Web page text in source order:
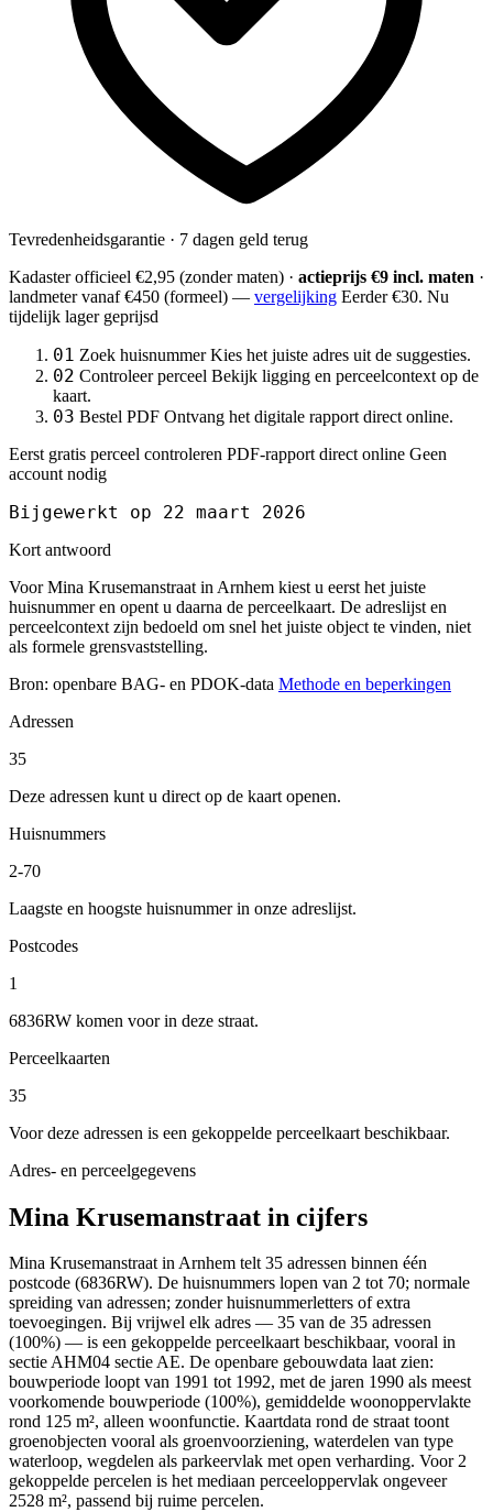
Tevredenheidsgarantie · 7 dagen geld terug
Kadaster officieel €2,95 (zonder maten) · actieprijs €9 incl. maten ·
landmetervanaf €450 (formeel) — vergelijking Eerder €30. Nu
tijdelijk lager geprijsd
01 Zoek huisnummer Kies het juiste adres uit de suggesties.
02 Controleer perceel Bekijk ligging en perceelcontext op de
kaart.
03 Bestel PDF Ontvang het digitale rapport direct online.
Eerst gratis perceel controleren PDF-rapport direct online Geen
account nodig
Bijgewerkt op 22 maart 2026
Kort antwoord
Voor Mina Krusemanstraat in Arnhem kiest u eerst het juiste
huisnummer en opent u daarna de perceelkaart. De adreslijst en
perceelcontext zijn bedoeld om snel het juiste object te vinden, niet
als formele grensvaststelling.
Bron: openbare BAG- en PDOK-data Methode en beperkingen
Adressen
35
Deze adressen kunt u direct op de kaart openen.
Huisnummers
2-70
Laagste en hoogste huisnummer in onze adreslijst.
Postcodes
1
6836RW komen voor in deze straat.
Perceelkaarten
35
Voor deze adressen is een gekoppelde perceelkaart beschikbaar.
Adres- en perceelgegevens
Mina Krusemanstraat in cijfers
Mina Krusemanstraat in Arnhem telt 35 adressen binnen één
postcode (6836RW). De huisnummers lopen van 2 tot 70; normale
spreiding van adressen; zonder huisnummerletters of extra
toevoegingen. Bij vrijwel elk adres — 35 van de 35 adressen
(100%) — is een gekoppelde perceelkaart beschikbaar, vooral in
sectie AHM04 sectie AE. De openbare gebouwdata laat zien:
bouwperiode loopt van 1991 tot 1992, met de jaren 1990 als meest
voorkomende bouwperiode (100%), gemiddelde woonoppervlakte
rond 125 m², alleen woonfunctie. Kaartdata rond de straat toont
groenobjecten vooral als groenvoorziening, waterdelen van type
waterloop, wegdelen als parkeervlak met open verharding. Voor 2
gekoppelde percelen is het mediaan perceeloppervlak ongeveer
2528 m², passend bij ruime percelen.